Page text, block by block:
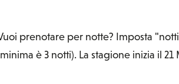
prenotare per notte? Imposta
è 3 notti). La stagione inizia il 21